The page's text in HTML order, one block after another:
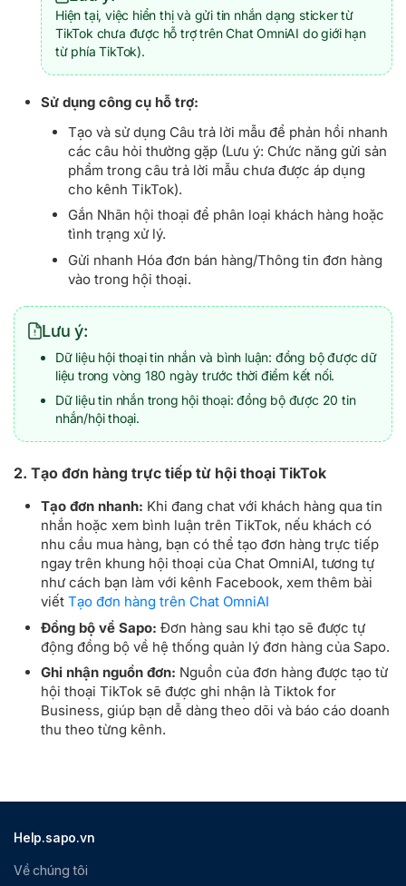
Hiện tại, việc hiển thị và gửi tin nhắn dạng sticker từ
TikTok chưa được hỗ trợ trên Chat OmniAI do giới hạn
từ phía TikTok).
Sử dụng công cụ hỗ trợ:
Tạo và sử dụng Câu trả lời mẫu để phản hồi nhanh
các câu hỏi thường gặp (Lưu ý: Chức năng gửi sản
phẩm trong câu trả lời mẫu chưa được áp dụng
cho kênh TikTok).
Gắn Nhãn hội thoại để phân loại khách hàng hoặc
tình trạng xử lý.
Gửi nhanh Hóa đơn bán hàng/Thông tin đơn hàng
vào trong hội thoại.
Lưu ý:
Dữ liệu hội thoại tin nhắn và bình luận: đồng bộ được dữ
liệu trong vòng 180 ngày trước thời điểm kết nối.
Dữ liệu tin nhắn trong hội thoại: đồng bộ được 20 tin
nhắn/hội thoại.
2. Tạo đơn hàng trực tiếp từ hội thoại TikTok
Tạo đơn nhanh: Khi đang chat với khách hàng qua tin
nhắn hoặc xem bình luận trên TikTok, nếu khách có
nhu cầu mua hàng, bạn có thể tạo đơn hàng trực tiếp
ngay trên khung hội thoại của Chat OmniAI, tương tự
như cách bạn làm với kênh Facebook, xem thêm bài
viết Tạo đơn hàng trên Chat OmniAI
Đồng bộ về Sapo: Đơn hàng sau khi tạo sẽ được tự
động đồng bộ về hệ thống quản lý đơn hàng của Sapo.
Ghi nhận nguồn đơn: Nguồn của đơn hàng được tạo từ
hội thoại TikTok sẽ được ghi nhận là Tiktok for
Business, giúp bạn dễ dàng theo dõi và báo cáo doanh
thu theo từng kênh.
Help.sapo.vn
Về chúng tôi